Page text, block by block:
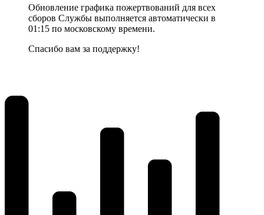
Обновление графика пожертвований для всех
сборов Службы выполняется автоматически в
01:15 по московскому времени.
Спасибо вам за поддержку!